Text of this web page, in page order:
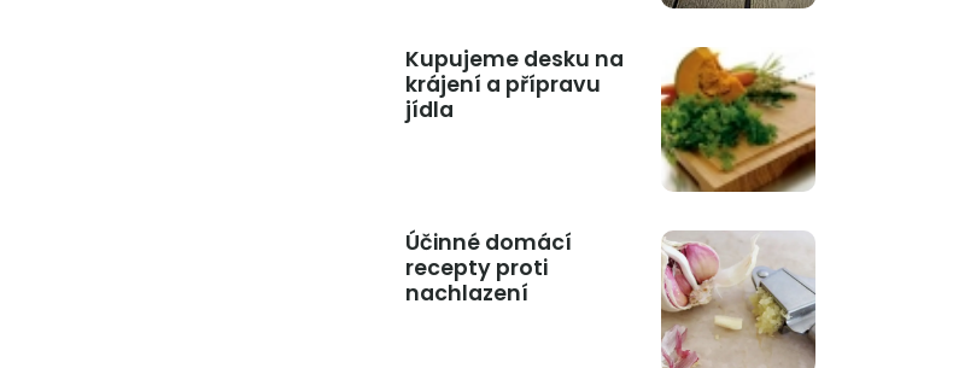
Kupujeme desku na
krájení a přípravu
jídla
Účinné domácí
recepty proti
nachlazení